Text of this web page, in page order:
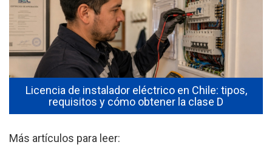
Licencia de instalador eléctrico en Chile: tipos,
requisitos y cómo obtener la clase D
Más artículos para leer: